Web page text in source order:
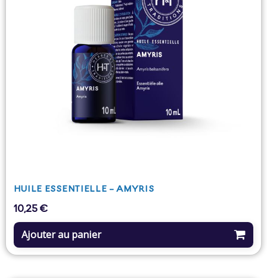
HUILE ESSENTIELLE - AMYRIS
Prix
10,25 €
Ajouter au panier